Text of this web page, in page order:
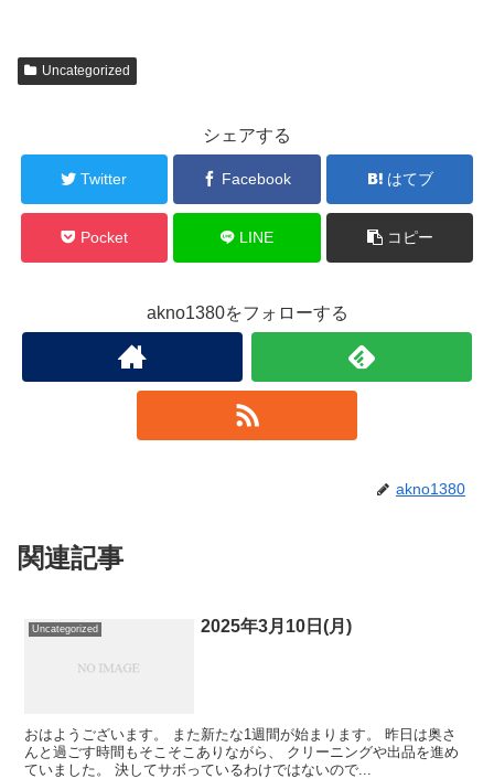
Uncategorized
シェアする
Twitter Facebook はてブ
Pocket LINE コピー
akno1380をフォローする
akno1380
関連記事
Uncategorized 2025年3月10日(月)
おはようございます。 また新たな1週間が始まります。 昨日は奥さ
んと過ごす時間もそこそこありながら、 クリーニングや出品を進め
ていました。 決してサボっているわけではないので...